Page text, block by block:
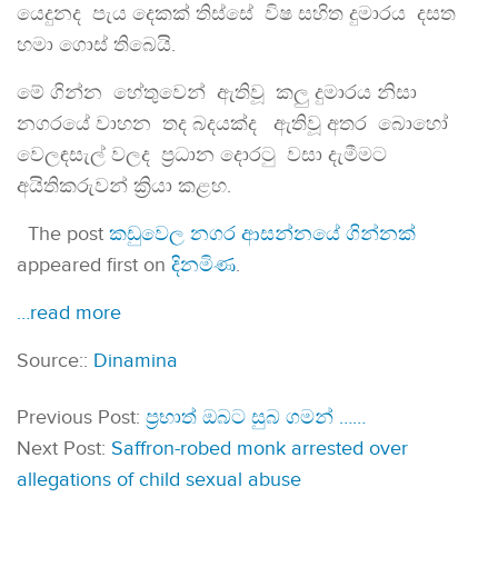
යෙදුනද පැය දෙකක් තිස්සේ විෂ සහිත දුමාරය දසත
හමා ගොස් තිබෙයි.
මේ ගින්න හේතුවෙන් ඇතිවූ කලු දුමාරය නිසා
නගරයේ වාහන තද බදයක්ද ඇතිවූ අතර බොහෝ
වෙලඳසැල් වලද ප්‍රධාන දොරටු වසා දැමීමට
අයිතිකරුවන් ක්‍රියා කළහ.
The post කඩුවෙල නගර ආසන්නයේ ගින්නක්
appeared first on දිනමිණ.
…read more
Source:: Dinamina
Previous Post: ප්‍රභාත් ඔබට සුබ ගමන් ……
Next Post: Saffron-robed monk arrested over
allegations of child sexual abuse